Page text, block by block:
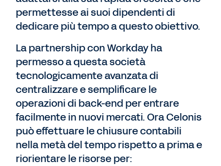
permettesse ai suoi dipendenti di
dedicare più tempo a questo obiettivo.
La partnership con Workday ha
permesso a questa società
tecnologicamente avanzata di
centralizzare e semplificare le
operazioni di back-end per entrare
facilmente in nuovi mercati. Ora Celonis
può effettuare le chiusure contabili
nella metà del tempo rispetto a prima e
riorientare le risorse per: